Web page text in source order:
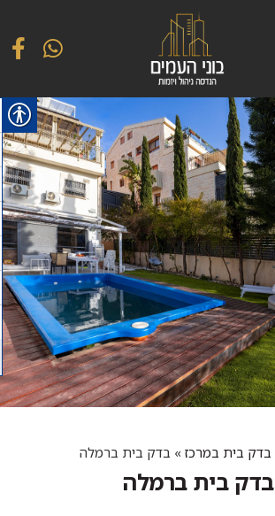
בדק בית במרכז » בדק בית ברמלה
בדק בית ברמלה